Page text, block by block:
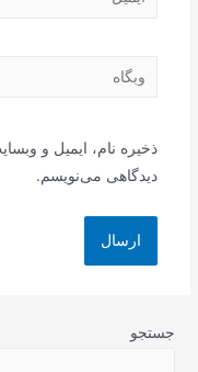
وبگاه
ذخیره نام، ایمیل و
دیدگاهی می‌نویسم.
جستجو